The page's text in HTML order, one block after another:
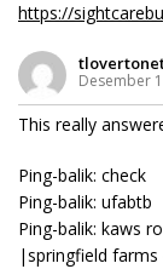
https://
Desember
This really
Ping-balik: check
Ping-balik: ufabtb
Ping-balik: kaws
|springfield